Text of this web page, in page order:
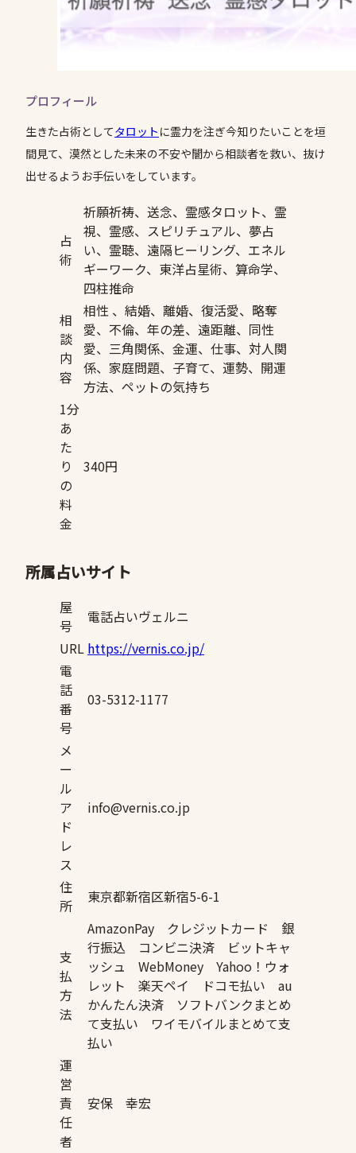
プロフィール
生きた占術としてタロット に霊力を注ぎ今知りたいことを垣
間見て、漠然とした未来の不安や闇から相談者を救い、抜け
出せるようお手伝いをしています。
占
術
祈願祈祷、送念、霊感タロット、霊
視、霊感、スピリチュアル、夢占
い、霊聴、遠隔ヒーリング、エネル
ギーワーク、東洋占星術、算命学、
四柱推命
相
談
内
容
相性 、結婚、離婚、復活愛、略奪
愛、不倫、年の差、遠距離、同性
愛、三角関係、金運、仕事、対人関
係、家庭問題、子育て、運勢、開運
方法、ペットの気持ち
1分
あ
た
り
の
料
金
340円
所属占いサイト
屋
号
電話占いヴェルニ
URL https://vernis.co.jp/
電
話
番
号
03-5312-1177
メ
ー
ル
ア
ド
レ
ス
info@vernis.co.jp
住
所
東京都新宿区新宿5-6-1
支
払
方
法
AmazonPay クレジットカード 銀
行振込 コンビニ決済 ビットキャ
ッシュ WebMoney Yahoo！ウォ
レット 楽天ペイ ドコモ払い au
かんたん決済 ソフトバンクまとめ
て支払い ワイモバイルまとめて支
払い
運
営
責
任
者
安保 幸宏